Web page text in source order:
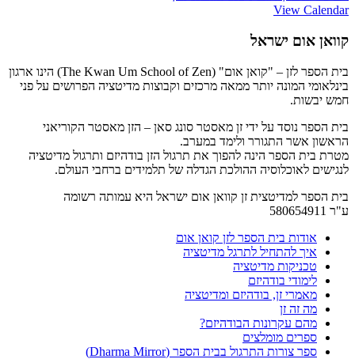
View Calendar
קוואן אום ישראל
בית הספר לזן – "קואן אום" (The Kwan Um School of Zen) הינו ארגון
בינלאומי המונה יותר ממאה מרכזים וקבוצות מדיטציה הפרושים על פני
חמש יבשות.
בית הספר נוסד על ידי זן מאסטר סונג סאן – הזן מאסטר הקוריאני
הראשון אשר התגורר ולימד במערב.
מטרת בית הספר הינה להפוך את תרגול הזן בודהיזם ותרגול מדיטציה
לנגישים לאוכלוסיה ההולכת הגדלה של תלמידים ברחבי העולם.
בית הספר למדיטצית זן קוואן אום ישראל היא עמותה רשומה
ע"ר 580654911
אודות בית הספר לזן קואן אום
איך להתחיל לתרגל מדיטציה
טכניקות מדיטציה
לימודי בודהיזם
מאמרי זן, בודהיזם ומדיטציה
מה זה זן
מהם עקרונות הבודהיזם?
ספרים מומלצים
ספר צורות התרגול בבית הספר (Dharma Mirror)